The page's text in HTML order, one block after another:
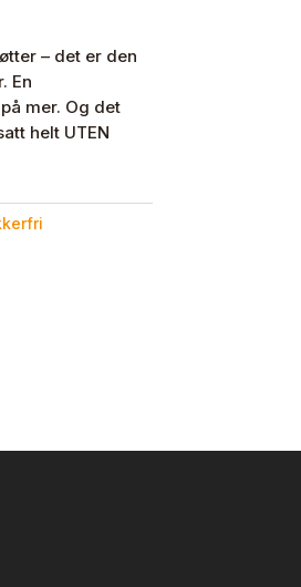
– det er den
En
mer. Og det
helt UTEN